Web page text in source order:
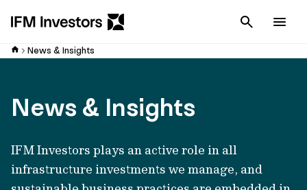
Cancel
News & Insights
News & Insights
IFM Investors plays an active role in all
infrastructure investments we manage, and